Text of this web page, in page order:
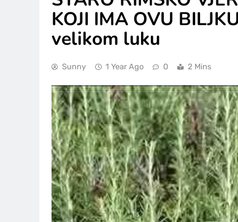
KOJI IMA OVU
velikom luku
Sunny 1 Year Ago 0 2 Mins